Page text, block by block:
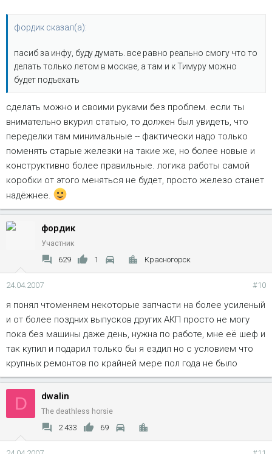
фордик сказал(а):
пасиб за инфу, буду думать. все равно реально смогу что то
делать только летом в москве, а там и к Тимуру можно
будет подъехать
сделать можно и своими руками без проблем. если ты
внимательно вкурил статью, то должен был увидеть, что
переделки там минимальные -- фактически надо только
поменять старые железки на такие же, но более новые и
конструктивно более правильные. логика работы самой
коробки от этого меняться не будет, просто железо станет
надёжнее.
фордик
Участник
629 1 Красногорск
24.04.2007 #10
я понял чтоменяем некоторые запчасти на более усиленый
и от более поздних выпусков других АКП просто не могу
пока без машины даже день, нужна по работе, мне её шеф и
так купил и подарил только бы я ездил но с условием что
крупных ремонтов по крайней мере пол года не было
D dwalin
The deathless horsie
2 433 69